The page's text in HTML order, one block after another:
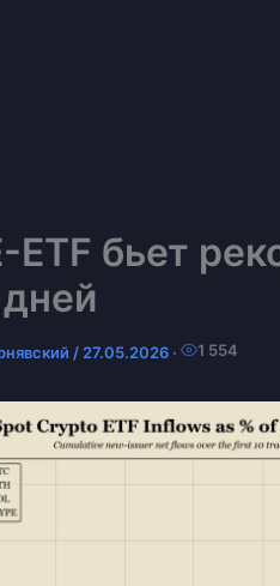
ETF бьет
/ 27.05.2026 · 1 554